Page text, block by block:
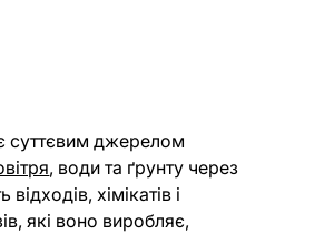
суттєвим джерелом
, води та ґрунту через
відходів, хімікатів і
які воно виробляє,